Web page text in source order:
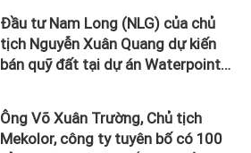
Đầu tư Nam Long (NLG) của chủ
tịch Nguyễn Xuân Quang dự kiến
bán quỹ đất tại dự án Waterpoint,
Ông Võ Xuân Trường, Chủ tịch
Mekolor, công ty tuyên bố có 100